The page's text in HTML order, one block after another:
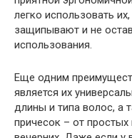
легко использовать
защипывают и не
использования.
Еще одним
является их
длины и типа волос, а
причесок – от